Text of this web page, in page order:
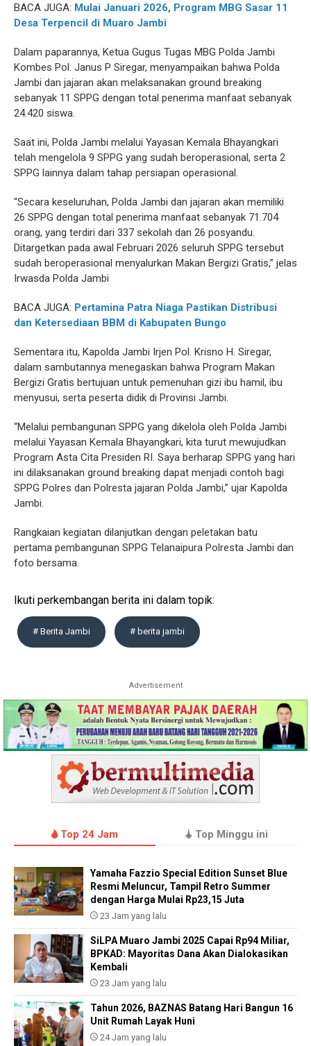
BACA JUGA: Mulai Januari 2026, Program MBG Sasar 11
Desa Terpencil di Muaro Jambi
Dalam paparannya, Ketua Gugus Tugas MBG Polda Jambi
Kombes Pol. Janus P Siregar, menyampaikan bahwa Polda
Jambi dan jajaran akan melaksanakan ground breaking
sebanyak 11 SPPG dengan total penerima manfaat sebanyak
24.420 siswa.
Saat ini, Polda Jambi melalui Yayasan Kemala Bhayangkari
telah mengelola 9 SPPG yang sudah beroperasional, serta 2
SPPG lainnya dalam tahap persiapan operasional.
“Secara keseluruhan, Polda Jambi dan jajaran akan memiliki
26 SPPG dengan total penerima manfaat sebanyak 71.704
orang, yang terdiri dari 337 sekolah dan 26 posyandu.
Ditargetkan pada awal Februari 2026 seluruh SPPG tersebut
sudah beroperasional menyalurkan Makan Bergizi Gratis,” jelas
Irwasda Polda Jambi
BACA JUGA: Pertamina Patra Niaga Pastikan Distribusi
dan Ketersediaan BBM di Kabupaten Bungo
Sementara itu, Kapolda Jambi Irjen Pol. Krisno H. Siregar,
dalam sambutannya menegaskan bahwa Program Makan
Bergizi Gratis bertujuan untuk pemenuhan gizi ibu hamil, ibu
menyusui, serta peserta didik di Provinsi Jambi.
“Melalui pembangunan SPPG yang dikelola oleh Polda Jambi
melalui Yayasan Kemala Bhayangkari, kita turut mewujudkan
Program Asta Cita Presiden RI. Saya berharap SPPG yang hari
ini dilaksanakan ground breaking dapat menjadi contoh bagi
SPPG Polres dan Polresta jajaran Polda Jambi,” ujar Kapolda
Jambi.
Rangkaian kegiatan dilanjutkan dengan peletakan batu
pertama pembangunan SPPG Telanaipura Polresta Jambi dan
foto bersama.
Ikuti perkembangan berita ini dalam topik:
# Berita Jambi # berita jambi
Advertisement
Top 24 Jam Top Minggu ini
Yamaha Fazzio Special Edition Sunset Blue
Resmi Meluncur, Tampil Retro Summer
dengan Harga Mulai Rp23,15 Juta
23 Jam yang lalu
SiLPA Muaro Jambi 2025 Capai Rp94 Miliar,
BPKAD: Mayoritas Dana Akan Dialokasikan
Kembali
23 Jam yang lalu
Tahun 2026, BAZNAS Batang Hari Bangun 16
Unit Rumah Layak Huni
24 Jam yang lalu